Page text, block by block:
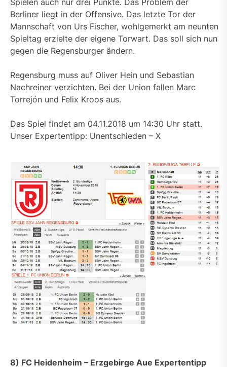
Berliner liegt in der Offensive. Das letzte Tor der
Mannschaft von Urs Fischer, wohlgemerkt am neunten
Spieltag erzielte der eigene Torwart. Das soll sich nun
gegen die Regensburger ändern.
Regensburg muss auf Oliver Hein und Sebastian
Nachreiner verzichten. Bei der Union fallen Marc
Torrejón und Felix Kroos aus.
Das Spiel findet am 04.11.2018 um 14:30 Uhr statt.
Unser Expertentipp: Unentschieden – X
8) FC Heidenheim – Erzgebirge Aue Expertentipp